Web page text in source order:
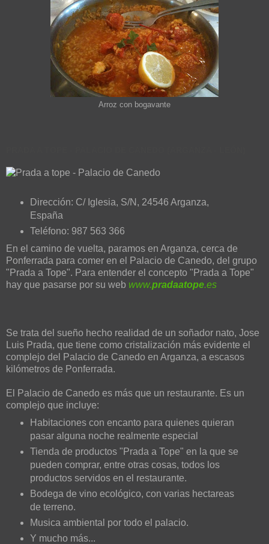
Arroz con bogavante
Dirección: C/ Iglesia, S/N, 24546 Arganza,
España
Teléfono: 987 563 366
En el camino de vuelta, paramos en Arganza, cerca de
Ponferrada para comer en el Palacio de Canedo, del grupo
"Prada a Tope". Para entender el concepto "Prada a Tope"
hay que pasarse por su web www.pradaatope.es
Se trata del sueño hecho realidad de un soñador nato, Jose
Luis Prada, que tiene como cristalización más evidente el
complejo del Palacio de Canedo en Arganza, a escasos
kilómetros de Ponferrada.
El Palacio de Canedo es más que un restaurante. Es un
complejo que incluye:
Habitaciones con encanto para quienes quieran
pasar alguna noche realmente especial
Tienda de productos "Prada a Tope" en la que se
pueden comprar, entre otras cosas, todos los
productos servidos en el restaurante.
Bodega de vino ecológico, con varias hectareas
de terreno.
Musica ambiental por todo el palacio.
Y mucho más...